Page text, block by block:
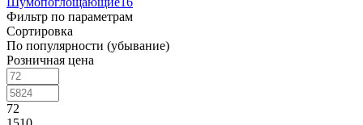
Фильтр по параметрам
Сортировка
По популярности (убывание)
Розничная цена
72